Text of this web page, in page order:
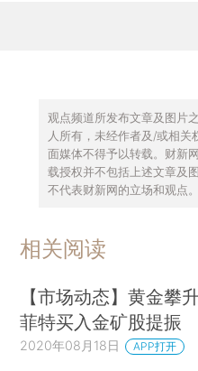
观点频道所发布文章及图片
人所有，未经作者及/或相
面媒体不得予以转载。财新
载授权并不包括上述文章及
不代表财新网的立场和观点。
相关阅读
【市场动态】黄金攀
菲特买入金矿股提振
2020年08月18日 APP打开